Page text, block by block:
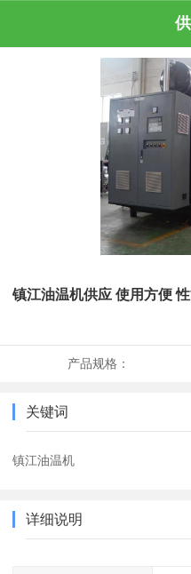
镇江油温机供应 使用方便
产品规格：
关键词
镇江油温机
详细说明